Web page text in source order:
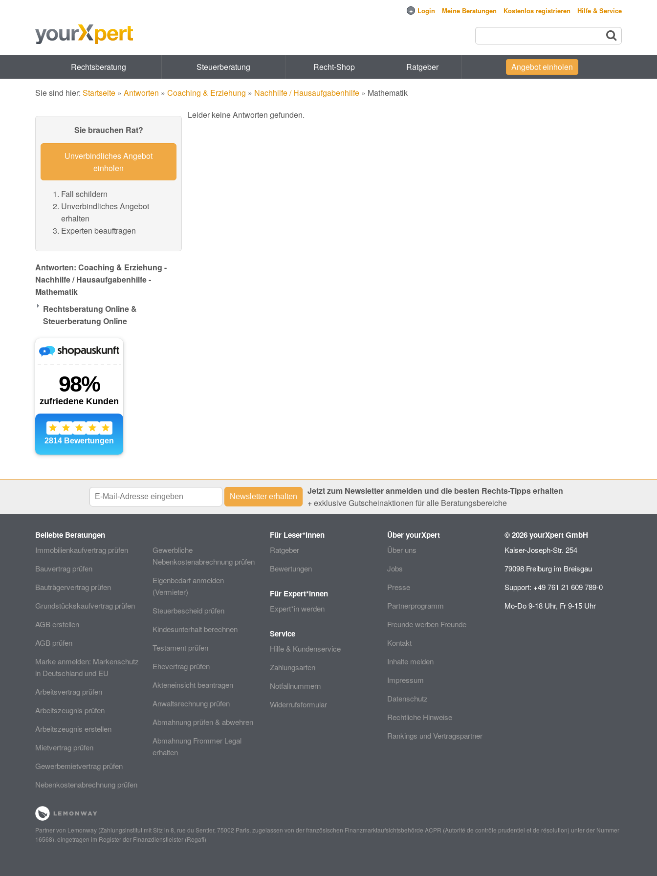
+ Login Meine Beratungen Kostenlos registrieren Hilfe & Service
Rechtsberatung Steuerberatung Recht-Shop Ratgeber Angebot einholen
Sie sind hier: Startseite » Antworten » Coaching & Erziehung » Nachhilfe / Hausaufgabenhilfe » Mathematik
Sie brauchen Rat?
Unverbindliches Angebot
einholen
Fall schildern
Unverbindliches Angebot
erhalten
Experten beauftragen
Antworten: Coaching & Erziehung -
Nachhilfe / Hausaufgabenhilfe -
Mathematik
Rechtsberatung Online &
Steuerberatung Online
Leider keine Antworten gefunden.
Jetzt zum Newsletter anmelden und die besten Rechts-Tipps erhalten
+ exklusive Gutscheinaktionen für alle Beratungsbereiche
Beliebte Beratungen
Immobilienkaufvertrag prüfen
Bauvertrag prüfen
Bauträgervertrag prüfen
Grundstückskaufvertrag prüfen
AGB erstellen
AGB prüfen
Marke anmelden: Markenschutz
in Deutschland und EU
Arbeitsvertrag prüfen
Arbeitszeugnis prüfen
Arbeitszeugnis erstellen
Mietvertrag prüfen
Gewerbemietvertrag prüfen
Nebenkostenabrechnung prüfen
Gewerbliche
Nebenkostenabrechnung prüfen
Eigenbedarf anmelden
(Vermieter)
Steuerbescheid prüfen
Kindesunterhalt berechnen
Testament prüfen
Ehevertrag prüfen
Akteneinsicht beantragen
Anwaltsrechnung prüfen
Abmahnung prüfen & abwehren
Abmahnung Frommer Legal
erhalten
Für Leser*innen
Ratgeber
Bewertungen
Für Expert*innen
Expert*in werden
Service
Hilfe & Kundenservice
Zahlungsarten
Notfallnummern
Widerrufsformular
Über yourXpert
Über uns
Jobs
Presse
Partnerprogramm
Freunde werben Freunde
Kontakt
Inhalte melden
Impressum
Datenschutz
Rechtliche Hinweise
Rankings und Vertragspartner
© 2026 yourXpert GmbH
Kaiser-Joseph-Str. 254
79098 Freiburg im Breisgau
Support: +49 761 21 609 789-0
Mo-Do 9-18 Uhr, Fr 9-15 Uhr
Partner von Lemonway (Zahlungsinstitut mit Sitz in 8, rue du Sentier, 75002 Paris, zugelassen von der französischen Finanzmarktaufsichtsbehörde ACPR (Autorité de contrôle prudentiel et de résolution) unter der Nummer
16568), eingetragen im Register der Finanzdienstleister (Regafi)